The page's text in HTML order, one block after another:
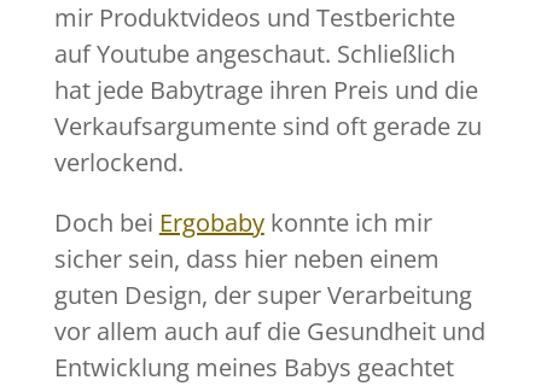
mir Produktvideos und Testberichte
auf Youtube angeschaut. Schließlich
hat jede Babytrage ihren Preis und die
Verkaufsargumente sind oft gerade zu
verlockend.
Doch bei Ergobabykonnte ich mir
sicher sein, dass hier neben einem
guten Design, der super Verarbeitung
vor allem auch auf die Gesundheit und
Entwicklung meines Babys geachtet